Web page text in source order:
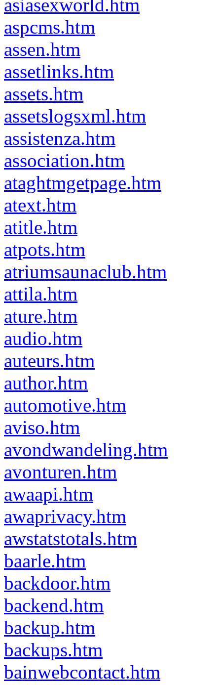
asiasexworld.htm
aspcms.htm
assen.htm
assetlinks.htm
assets.htm
assetslogsxml.htm
assistenza.htm
association.htm
ataghtmgetpage.htm
atext.htm
atitle.htm
atpots.htm
atriumsaunaclub.htm
attila.htm
ature.htm
audio.htm
auteurs.htm
author.htm
automotive.htm
aviso.htm
avondwandeling.htm
avonturen.htm
awaapi.htm
awaprivacy.htm
awstatstotals.htm
baarle.htm
backdoor.htm
backend.htm
backup.htm
backups.htm
bainwebcontact.htm